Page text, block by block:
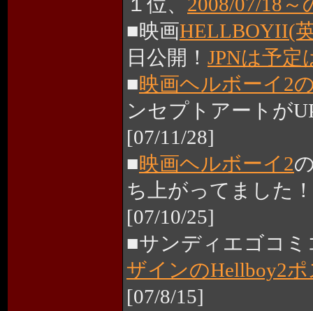
■映画HELLBOYII(
日公開！ JPNは予定
■映画ヘルボーイ2
ンセプトアートが
[07/11/28]
■映画ヘルボーイ2
ち上がってました
[07/10/25]
■サンディエゴコミ
ザインのHellboy2
[07/8/15]